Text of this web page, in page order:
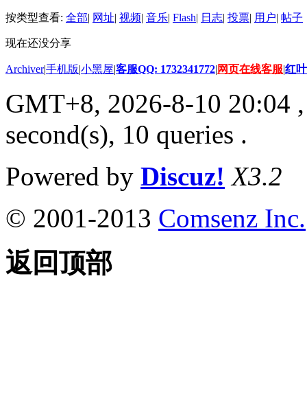
按类型查看: 全部| 网址| 视频| 音乐| Flash| 日志| 投票| 用户| 帖子
现在还没分享
Archiver|手机版|小黑屋|客服QQ: 1732341772| 网页在线客服|红
GMT+8, 2026-8-10 20:04
second(s), 10 queries .
Powered by Discuz! X3.2
© 2001-2013 Comsenz Inc.
返回顶部